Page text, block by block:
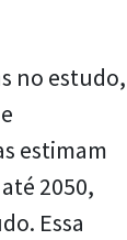
no estudo,
estimam
2050,
Essa